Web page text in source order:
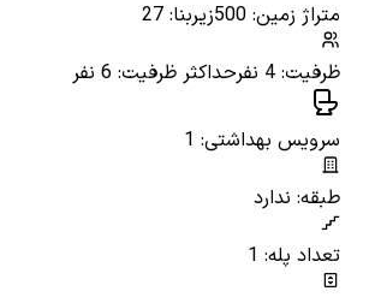
متراژ زمین: 500
زیربنا: 27
ظرفیت: 4 نفر
حداکثر ظرفیت: 6 نفر
سرویس بهداشتی: 1
طبقه: ندارد
تعداد پله: 1